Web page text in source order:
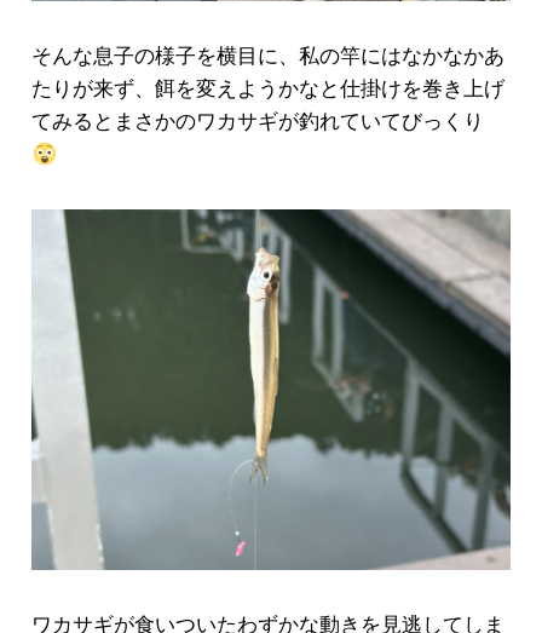
そんな息子の様子を横目に、私の竿にはなかなかあ
たりが来ず、餌を変えようかなと仕掛けを巻き上げ
てみるとまさかのワカサギが釣れていてびっくり
ワカサギが食いついたわずかな動きを見逃してしま